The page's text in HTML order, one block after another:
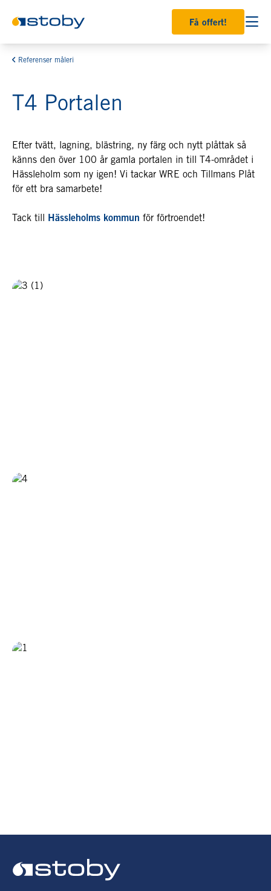
Få offert!
Referenser måleri
T4 Portalen
Efter tvätt, lagning, blästring, ny färg och nytt plåttak så
känns den över 100 år gamla portalen in till T4-området i
Hässleholm som ny igen! Vi tackar WRE och Tillmans Plåt
för ett bra samarbete!
Tack till Hässleholms kommun för förtroendet!